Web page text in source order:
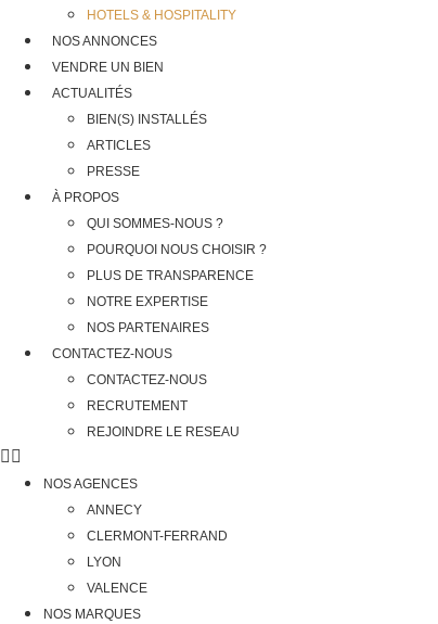
HOTELS & HOSPITALITY
NOS ANNONCES
VENDRE UN BIEN
ACTUALITÉS
BIEN(S) INSTALLÉS
ARTICLES
PRESSE
À PROPOS
QUI SOMMES-NOUS ?
POURQUOI NOUS CHOISIR ?
PLUS DE TRANSPARENCE
NOTRE EXPERTISE
NOS PARTENAIRES
CONTACTEZ-NOUS
CONTACTEZ-NOUS
RECRUTEMENT
REJOINDRE LE RESEAU
NOS AGENCES
ANNECY
CLERMONT-FERRAND
LYON
VALENCE
NOS MARQUES